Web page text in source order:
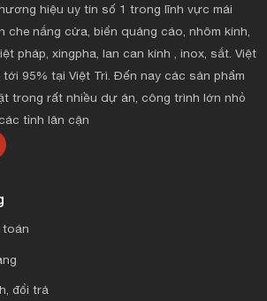
hiệu uy tín số 1 trong lĩnh vực mái
che nắng cửa, biển quảng cáo, nhôm kính,
pháp, xingpha, lan can kính , inox, sắt. Việt
95% tại Việt Trì. Đến nay các sản phẩm
trong rất nhiều dự án, công trình lớn nhỏ
tỉnh lân cận
toán
đổi trả